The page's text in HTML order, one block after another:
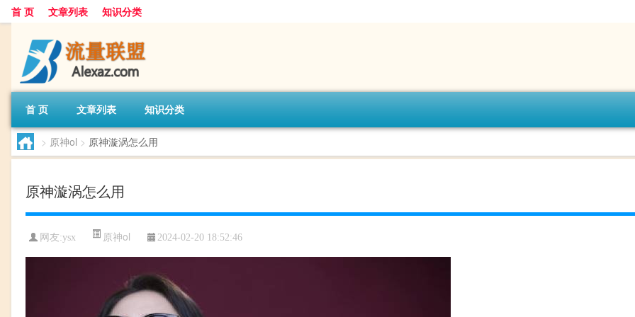
首 页 文章列表 知识分类
首 页 文章列表 知识分类
> 原神ol > 原神漩涡怎么用
原神漩涡怎么用
网友:ysx 原神ol 2024-02-20 18:52:46